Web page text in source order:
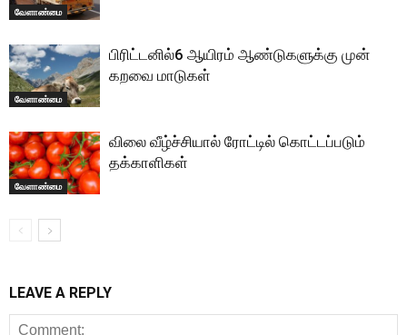
வேளாண்மை
வேளாண்மை
பிரிட்டனில்6 ஆயிரம் ஆண்டுகளுக்கு முன்
கறவை மாடுகள்
வேளாண்மை
விலை வீழ்ச்சியால் ரோட்டில் கொட்டப்படும்
தக்காளிகள்
LEAVE A REPLY